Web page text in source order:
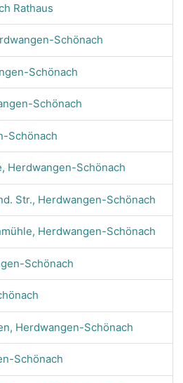
Rathaus
Schönach
Schönach
Schönach
Schönach
Herdwangen-Schönach
Str., Herdwangen-Schönach
Herdwangen-Schönach
Schönach
Herdwangen-Schönach
Schönach